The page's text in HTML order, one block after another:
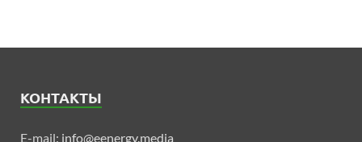
КОНТАКТЫ
E-mail: info@eenergy.media